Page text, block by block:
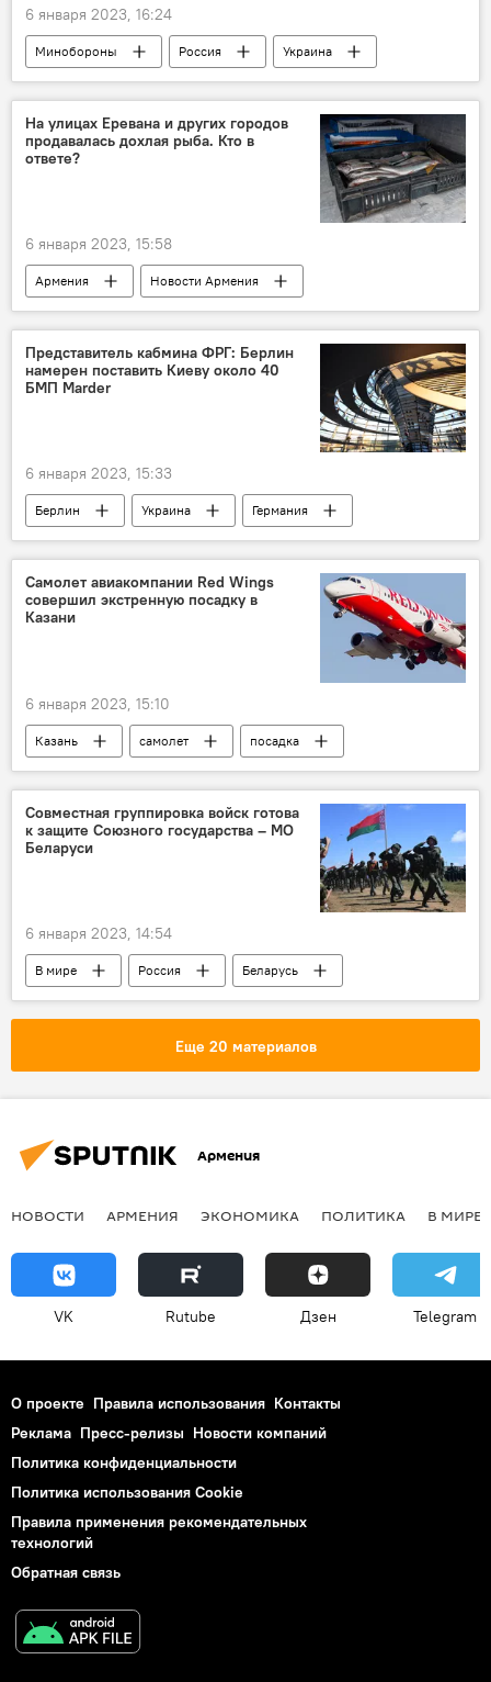
6 января 2023, 16:24
Минобороны Россия
Украина
Киев
На улицах Еревана и других городов
продавалась дохлая рыба. Кто в
ответе?
6 января 2023, 15:58
Армения
Новости Армения
Общество
Ереван
ответ
улица
рыба
Представитель кабмина ФРГ: Берлин
намерен поставить Киеву около 40
БМП Marder
6 января 2023, 15:33
Берлин Украина Германия
Самолет авиакомпании Red Wings
совершил экстренную посадку в
Казани
6 января 2023, 15:10
Казань самолет
посадка
Россия
шасси
Совместная группировка войск готова
к защите Союзного государства – МО
Беларуси
6 января 2023, 14:54
В мире Россия
Беларусь
МО
войска защита
Еще 20 материалов
Армения
НОВОСТИ АРМЕНИЯ ЭКОНОМИКА ПОЛИТИКА В МИРЕ
VK Rutube Дзен Telegram
О проекте Правила использования Контакты
Реклама Пресс-релизы Новости компаний
Политика конфиденциальности
Политика использования Cookie
Правила применения рекомендательных
технологий
Обратная связь